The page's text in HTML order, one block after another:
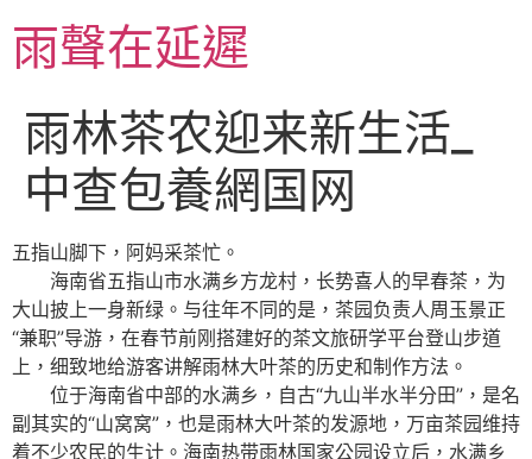
至
主雨聲在延遲
雨林茶农迎来新生活_
中查包養網国网
五指山脚下，阿妈采茶忙。
海南省五指山市水满乡方龙村，长势喜人的早春茶，为
大山披上一身新绿。与往年不同的是，茶园负责人周玉景正
“兼职”导游，在春节前刚搭建好的茶文旅研学平台登山步道
上，细致地给游客讲解雨林大叶茶的历史和制作方法。
位于海南省中部的水满乡，自古“九山半水半分田”，是名
副其实的“山窝窝”，也是雨林大叶茶的发源地，万亩茶园维持
着不少农民的生计。海南热带雨林国家公园设立后，水满乡